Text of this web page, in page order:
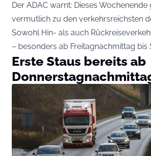
Der ADAC warnt: Dieses Wochenende
vermutlich zu den verkehrsreichsten
Sowohl Hin- als auch
– besonders ab Freitagnachmittag bis
Erste Staus bereits ab